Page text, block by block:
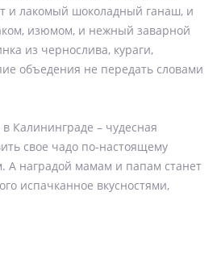
и лакомый шоколадный ганаш, и
изюмом, и нежный заварной
из чернослива, кураги,
объедения не передать словами
Калининграде – чудесная
свое чадо по-настоящему
А наградой мамам и папам станет
испачканное вкусностями,